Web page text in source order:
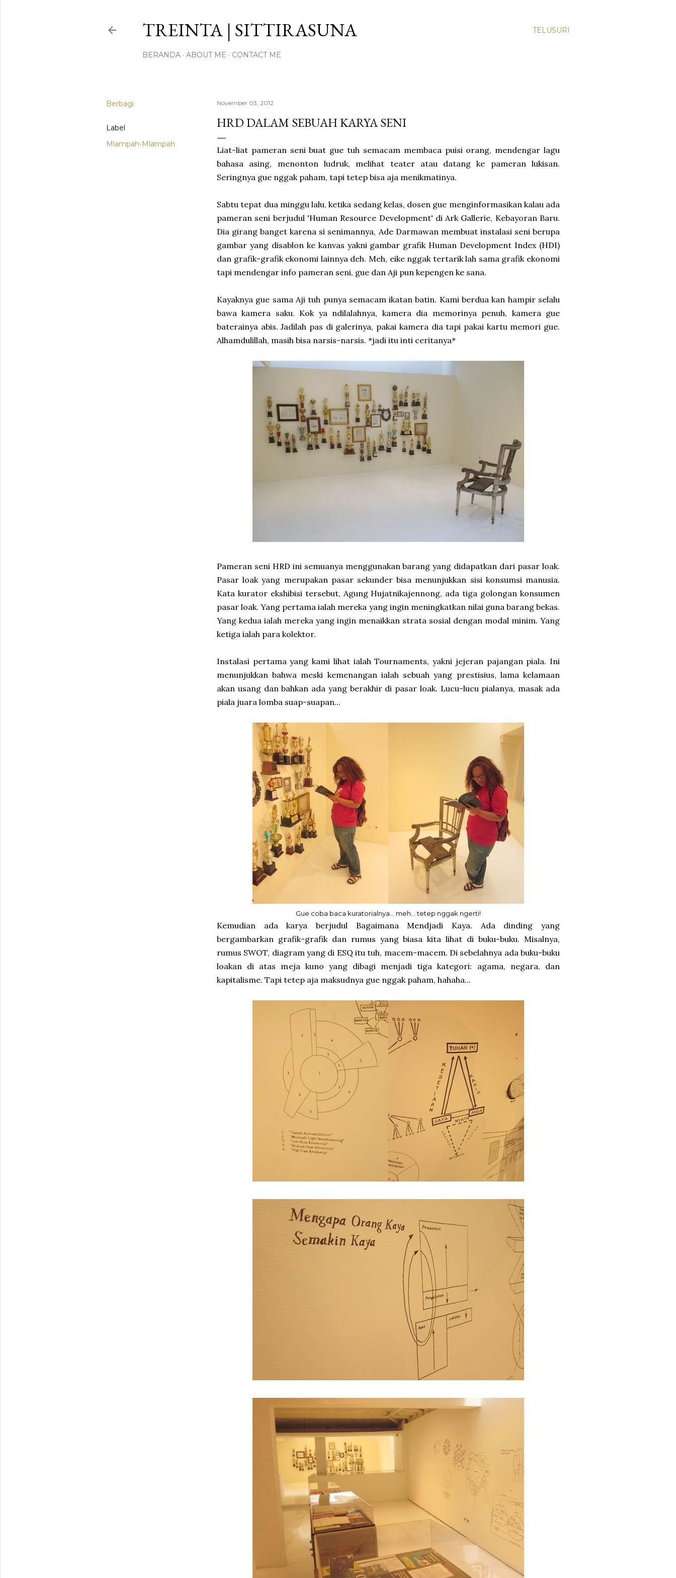
TELUSURI
TREINTA | SITTIRASUNA
BERANDA ABOUT ME CONTACT ME
Berbagi
Label
Mlampah-Mlampah
November 03, 2012
HRD DALAM SEBUAH KARYA SENI
Liat-liat pameran seni buat gue tuh semacam membaca puisi orang, mendengar lagu
bahasa asing, menonton ludruk, melihat teater atau datang ke pameran lukisan.
Seringnya gue nggak paham, tapi tetep bisa aja menikmatinya.
Sabtu tepat dua minggu lalu, ketika sedang kelas, dosen gue menginformasikan kalau ada
pameran seni berjudul 'Human Resource Development' di Ark Gallerie, Kebayoran Baru.
Dia girang banget karena si senimannya, Ade Darmawan membuat instalasi seni berupa
gambar yang disablon ke kanvas yakni gambar grafik Human Development Index (HDI)
dan grafik-grafik ekonomi lainnya deh. Meh, eike nggak tertarik lah sama grafik ekonomi
tapi mendengar info pameran seni, gue dan Aji pun kepengen ke sana.
Kayaknya gue sama Aji tuh punya semacam ikatan batin. Kami berdua kan hampir selalu
bawa kamera saku. Kok ya ndilalahnya, kamera dia memorinya penuh, kamera gue
baterainya abis. Jadilah pas di galerinya, pakai kamera dia tapi pakai kartu memori gue.
Alhamdulillah, masih bisa narsis-narsis. *jadi itu inti ceritanya*
Pameran seni HRD ini semuanya menggunakan barang yang didapatkan dari pasar loak.
Pasar loak yang merupakan pasar sekunder bisa menunjukkan sisi konsumsi manusia.
Kata kurator ekshibisi tersebut, Agung Hujatnikajennong, ada tiga golongan konsumen
pasar loak. Yang pertama ialah mereka yang ingin meningkatkan nilai guna barang bekas.
Yang kedua ialah mereka yang ingin menaikkan strata sosial dengan modal minim. Yang
ketiga ialah para kolektor.
Instalasi pertama yang kami lihat ialah Tournaments, yakni jejeran pajangan piala. Ini
menunjukkan bahwa meski kemenangan ialah sebuah yang prestisius, lama kelamaan
akan usang dan bahkan ada yang berakhir di pasar loak. Lucu-lucu pialanya, masak ada
piala juara lomba suap-suapan...
Gue coba baca kuratorialnya... meh... tetep nggak ngerti!
Kemudian ada karya berjudul Bagaimana Mendjadi Kaya. Ada dinding yang
bergambarkan grafik-grafik dan rumus yang biasa kita lihat di buku-buku. Misalnya,
rumus SWOT, diagram yang di ESQ itu tuh, macem-macem. Di sebelahnya ada buku-buku
loakan di atas meja kuno yang dibagi menjadi tiga kategori: agama, negara, dan
kapitalisme. Tapi tetep aja maksudnya gue nggak paham, hahaha...